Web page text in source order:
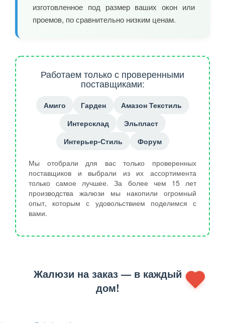
изготовленное под размер ваших окон или
проемов, по сравнительно низким ценам.
Работаем только с проверенными
поставщиками:
Амиго Гарден
Амазон Текстиль
Интерсклад
Эльпласт
Интерьер-Стиль
Форум
Мы отобрали для вас только проверенных
поставщиков и выбрали из их ассортимента
только самое лучшее. За более чем 15 лет
производства жалюзи мы накопили огромный
опыт, которым с удовольствием поделимся с
вами.
Жалюзи на заказ — в каждый
дом!